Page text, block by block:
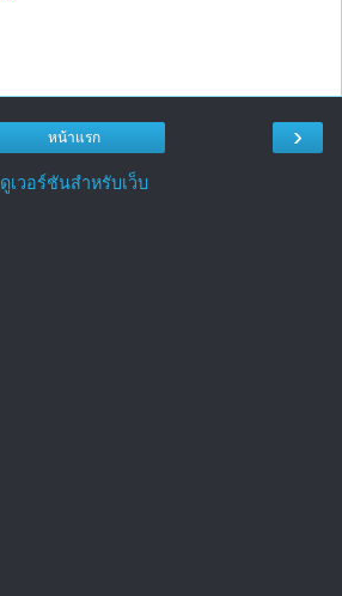
›
หน้าแรก
ดูเวอร์ชันสำหรับเว็บ